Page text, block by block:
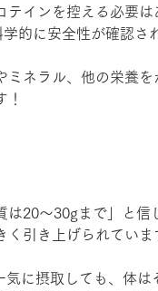
インを控える必要
的に安全性が確認さ
ミネラル、他の栄養
20〜30gまで」と信
引き上げられていま
に摂取しても、体は